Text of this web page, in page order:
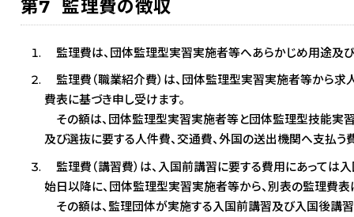
第7 監理費の徴収
監理費は、団体監理型実習実施者等へあらかじめ用途及び
監理費（職業紹介費）は、団体監理型実習実施者等から
費表に基づき申し受けます。
その額は、団体監理型実習実施者等と団体監理型技能実
及び選抜に要する人件費、交通費、外国の送出機関へ支払う
監理費（講習費）は、入国前講習に要する費用にあっては
始日以降に、団体監理型実習実施者等から、別表の監理費表
その額は、監理団体が実施する入国前講習及び入国後講